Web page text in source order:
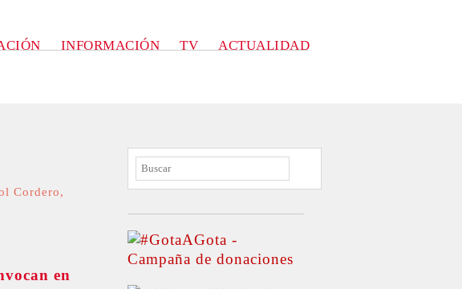
INFORMACIÓN TV
ACTUALIDAD
Cordero,
en
BUSCAR